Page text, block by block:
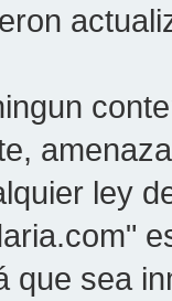
ley
que sea